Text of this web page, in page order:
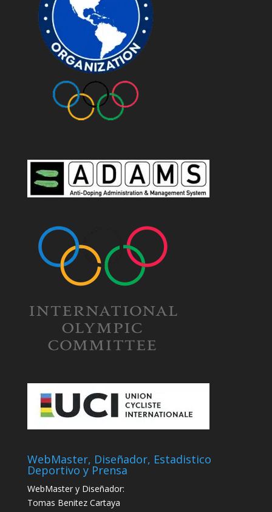
WebMaster, Diseñador, Estadistico
Deportivo y Prensa
WebMaster y Diseñador:
Tomas Benitez Cartaya